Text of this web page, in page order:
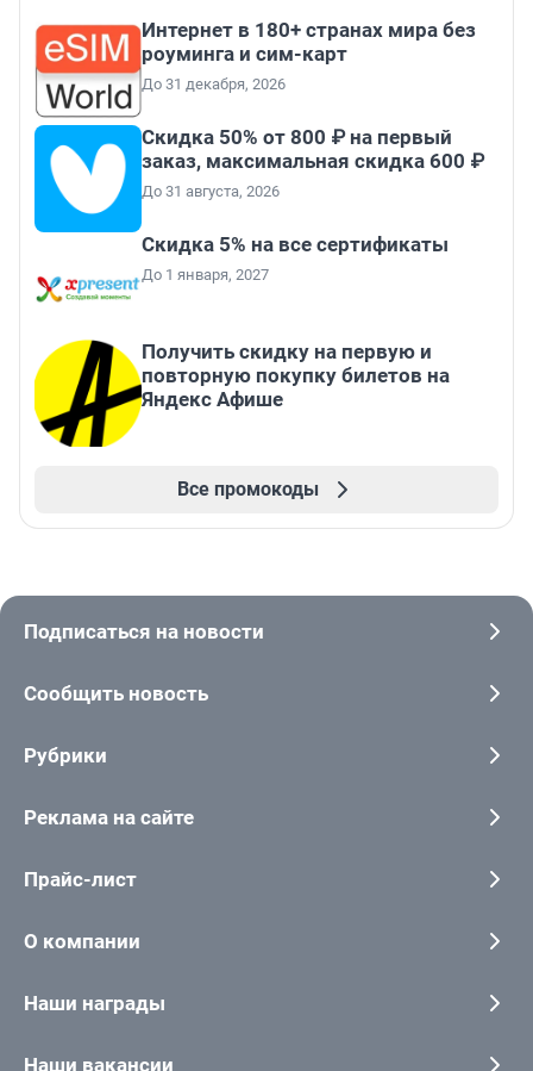
Интернет в 180+ странах мира без
роуминга и сим-карт
До 31 декабря, 2026
Скидка 50% от 800 ₽ на первый
заказ, максимальная скидка 600 ₽
До 31 августа, 2026
Скидка 5% на все сертификаты
До 1 января, 2027
Получить скидку на первую и
повторную покупку билетов на
Яндекс Афише
Все промокоды
Подписаться на новости
Сообщить новость
Рубрики
Реклама на сайте
Прайс-лист
О компании
Наши награды
Наши вакансии